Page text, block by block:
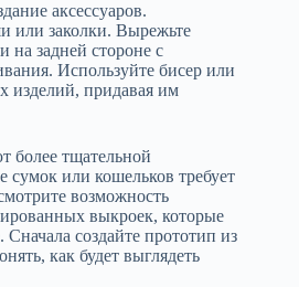
аксессуаров.
или заколки. Вырежьте
на задней стороне с
Используйте бисер или
изделий, придавая им
более тщательной
сумок или кошельков требует
возможность
выкроек, которые
создайте прототип из
как будет выглядеть